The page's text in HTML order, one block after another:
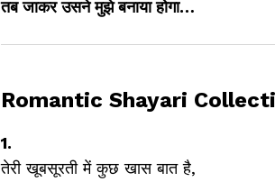
तब जाकर उसने मुझे बनाया होगा…
Romantic Shayari
1.
तेरी खूबसूरती में कुछ खास बात है,